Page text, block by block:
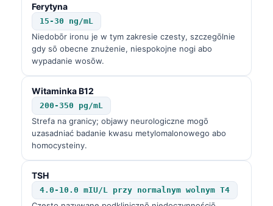
Ferytyna
15-30 ng/mL
Niedobōr ironu je w tym zakresie czesty, szczegōlnie
gdy sō obecne znużenie, niespokojne nogi abo
wypadanie wosōw.
Witaminka B12
200-350 pg/mL
Strefa na granicy; objawy neurologiczne mogō
uzasadniać badanie kwasu metylomalonowego abo
homocysteiny.
TSH
4.0-10.0 mIU/L przy normalnym wolnym T4